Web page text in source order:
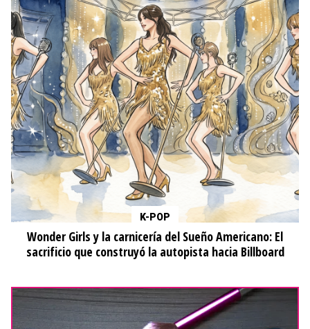
K-POP
Wonder Girls y la carnicería del Sueño Americano: El
sacrificio que construyó la autopista hacia Billboard